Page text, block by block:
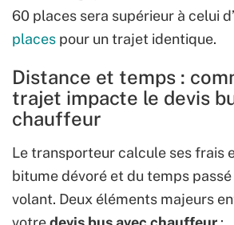
60 places sera supérieur à celui
places pour un trajet identique.
Distance et temps :
trajet impacte le devis
chauffeur
Le transporteur calcule ses frais
bitume dévoré et du temps
volant. Deux éléments majeurs